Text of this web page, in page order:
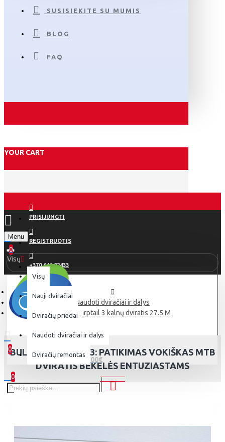
SUSISIEKITE SU MUMIS
BLOG
FAQ
YOUR CART
PRISIJUNGTI
REGISTRUOTIS
+370 646 02433
Menu
0
0
0 prekė(s) - 0.00€
0
Visų
Visų
Nauji dviračiai
Dviračių priedai
Naudoti dviračiai ir dalys
Dviračių remontas
Naudoti dviračiai ir dalys
Bulls Sharptail 3 kalnų dviratis 27.5 M
BULLS SHARPTAIL 3: PATIKIMAS VOKIŠKAS MTB
DVIRATIS BEKELĖS ENTUZIASTAMS